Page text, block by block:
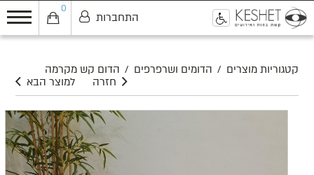
0
התחברות
קטגוריות מוצרים / הדומים ושרפרפים / הדום קש מקרמה
למוצר הבא
חזרה